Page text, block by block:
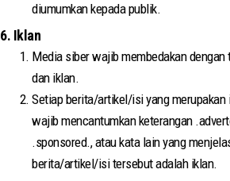
diumumkan kepada publik.
6. Iklan
Media siber wajib membedakan
dan iklan.
Setiap berita/artikel/isi yang merupakan
wajib mencantumkan keterangan
.sponsored., atau kata lain yang
berita/artikel/isi tersebut adalah iklan.